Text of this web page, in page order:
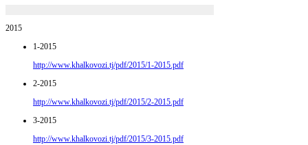
2015
1-2015
http://www.khalkovozi.tj/pdf/2015/1-2015.pdf
2-2015
http://www.khalkovozi.tj/pdf/2015/2-2015.pdf
3-2015
http://www.khalkovozi.tj/pdf/2015/3-2015.pdf